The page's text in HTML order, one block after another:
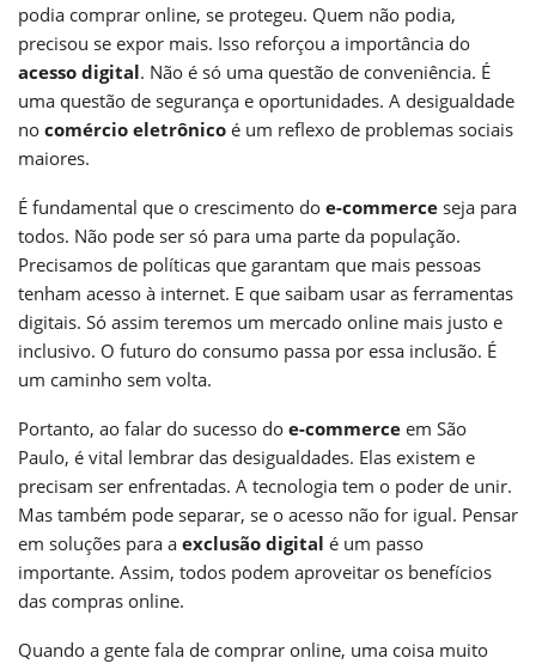
podia comprar online, se protegeu. Quem não podia,
precisou se expor mais. Isso reforçou a importância do
acesso digital. Não é só uma questão de conveniência. É
uma questão de segurança e oportunidades. A desigualdade
no comércio eletrônico é um reflexo de problemas sociais
maiores.
É fundamental que o crescimento do e-commerce seja para
todos. Não pode ser só para uma parte da população.
Precisamos de políticas que garantam que mais pessoas
tenham acesso à internet. E que saibam usar as ferramentas
digitais. Só assim teremos um mercado online mais justo e
inclusivo. O futuro do consumo passa por essa inclusão. É
um caminho sem volta.
Portanto, ao falar do sucesso do e-commerce em São
Paulo, é vital lembrar das desigualdades. Elas existem e
precisam ser enfrentadas. A tecnologia tem o poder de unir.
Mas também pode separar, se o acesso não for igual. Pensar
em soluções para a exclusão digital é um passo
importante. Assim, todos podem aproveitar os benefícios
das compras online.
Quando a gente fala de comprar online, uma coisa muito